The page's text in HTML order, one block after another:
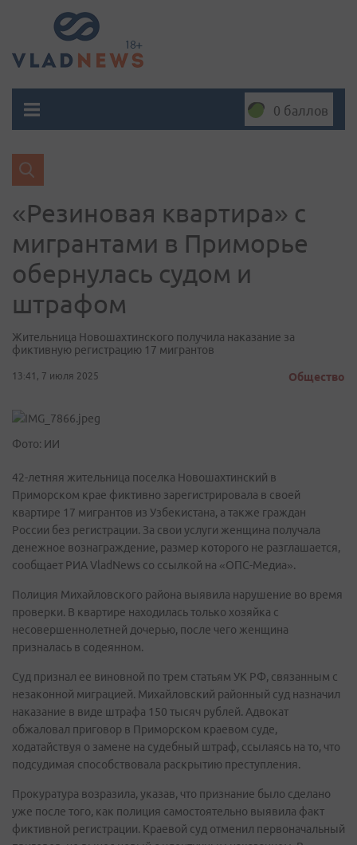
0 баллов
«Резиновая квартира» с
мигрантами в Приморье
обернулась судом и
штрафом
Жительница Новошахтинского получила наказание за
фиктивную регистрацию 17 мигрантов
13:41, 7 июля 2025 Общество
Фото: ИИ
42-летняя жительница поселка Новошахтинский в
Приморском крае фиктивно зарегистрировала в своей
квартире 17 мигрантов из Узбекистана, а также граждан
России без регистрации. За свои услуги женщина получала
денежное вознаграждение, размер которого не разглашается,
сообщает РИА VladNews со ссылкой на «ОПС-Медиа».
Полиция Михайловского района выявила нарушение во время
проверки. В квартире находилась только хозяйка с
несовершеннолетней дочерью, после чего женщина
призналась в содеянном.
Суд признал ее виновной по трем статьям УК РФ, связанным с
незаконной миграцией. Михайловский районный суд назначил
наказание в виде штрафа 150 тысяч рублей. Адвокат
обжаловал приговор в Приморском краевом суде,
ходатайствуя о замене на судебный штраф, ссылаясь на то, что
подсудимая способствовала раскрытию преступления.
Прокуратура возразила, указав, что признание было сделано
уже после того, как полиция самостоятельно выявила факт
фиктивной регистрации. Краевой суд отменил первоначальный